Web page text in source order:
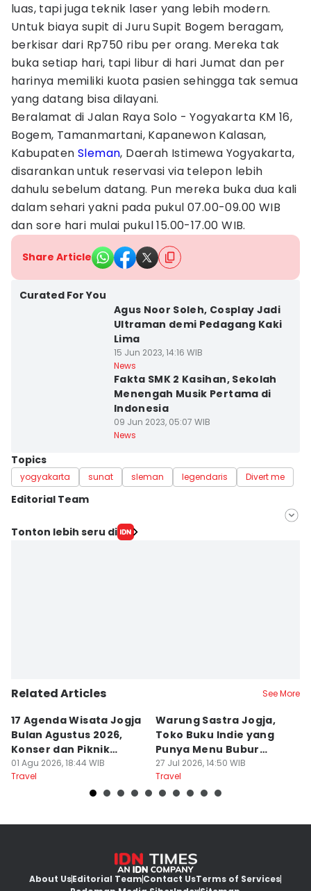
luas, tapi juga teknik laser yang lebih modern.
Untuk biaya supit di Juru Supit Bogem beragam,
berkisar dari Rp750 ribu per orang. Mereka tak
buka setiap hari, tapi libur di hari Jumat dan per
harinya memiliki kuota pasien sehingga tak semua
yang datang bisa dilayani.
Beralamat di Jalan Raya Solo - Yogyakarta KM 16,
Bogem, Tamanmartani, Kapanewon Kalasan,
KabupatenSleman, Daerah Istimewa Yogyakarta,
disarankan untuk reservasi via telepon lebih
dahulu sebelum datang. Pun mereka buka dua kali
dalam sehari yakni pada pukul 07.00-09.00 WIB
dan sore hari mulai pukul 15.00-17.00 WIB.
Share Article
Curated For You
Agus Noor Soleh, Cosplay Jadi
Ultraman demi Pedagang Kaki
Lima
15 Jun 2023, 14:16 WIB
News
Fakta SMK 2 Kasihan, Sekolah
Menengah Musik Pertama di
Indonesia
09 Jun 2023, 05:07 WIB
News
Topics
yogyakarta sunat sleman legendaris Divert me
Editorial Team
Editor
Tonton lebih seru di
Related Articles See More
17 Agenda Wisata Jogja
Bulan Agustus 2026,
Konser dan Piknik
Literasi
01 Agu 2026, 18:44 WIB
Travel
Warung Sastra Jogja,
Toko Buku Indie yang
Punya Menu Bubur
Manado
27 Jul 2026, 14:50 WIB
Travel
About UsEditorial TeamContact UsTerms of Services